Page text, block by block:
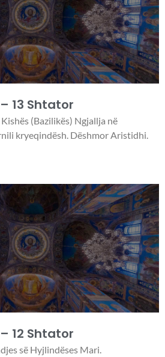
13 Shtator
(Bazilikës) Ngjallja në
kryeqindësh. Dëshmor Aristidhi.
12 Shtator
së Hyjlindëses Mari.